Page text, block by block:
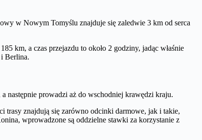
w Nowym Tomyślu znajduje się zaledwie 3 km od serca
km, a czas przejazdu to około 2 godziny, jadąc właśnie
i Berlina.
a następnie prowadzi aż do wschodniej krawędzi kraju.
trasy znajdują się zarówno odcinki darmowe, jak i takie,
wprowadzone są oddzielne stawki za korzystanie z